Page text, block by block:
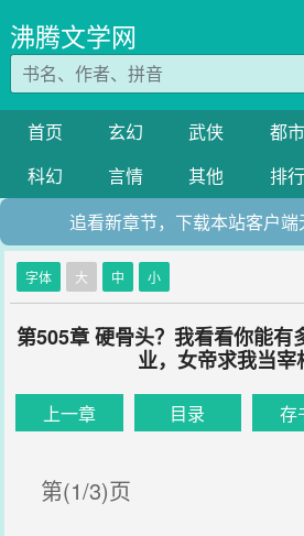
沸腾文学网
首页 玄幻 武侠 都市
科幻
言情 其他 排行
追看新章节，下载本站客户
字体 大 中 小
第505章 硬骨头？我看看你能有
业，女帝求我当宰
上一章 目录 存
第(1/3)页